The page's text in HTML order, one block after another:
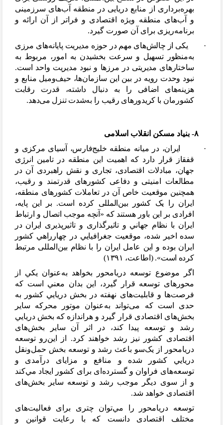
بهرهبرداری از منابع دریایی در منطقه آبهای سرزمینی
و آبهای منطقه ویژه اقتصادی و فراتر از آن ارائه و
برنامهریزی برای آن صورت گیرد.
· یکی از چالشهای مهم در حوزه مدیریت پایانههای مرزی
بهمنظور تسهیل و سرعت بخشیدن به امور، مربوط به
ساختارهای مدیریتی در مرزها و نبود مدیریت واحد است.
نبود وحدت رویه در بین این سازمانها، حیفومیل منابع و
هزینههای اضافی را به دنبال داشته، قدرت رقابت
کشورمان با کریدورهای رقیب را بهشدت تنزل میدهد.
۸- بنیاد مسکن انقلاب اسلامی
· ایران، در میانه منطقه خلیجفارس، آسیای مرکزی و
قفقاز قرار دارد که اهمیت این منطقه در تامین انرژی
جهان، مبادلات اقتصادی، تجاری و نقش راهبردی آن در
مطالعات امنیتی و دفاعی کشورهای قدرتمند و رقیب،
همچنین موقعیت خاص آن در تعاملات کشورهای منطقه،
ایران را یک کشور بین المللی کرده است. بر اين پايه،
افرادی بر اين باور هستند که «آنچه موجب اتصال و ارتباط
ايران با نظام جهاني و تاثیرگذاری و تاثیرپذيری ايران در
سده اخیر شده، موقعیت جغرافیايي در چهارراهي کشور
ايران بوده و اين عامل ايران را با نظام بین المللی مرتبط
کرده است». (اطاعت، ۱۳۹۱)
اگر موضوع توسعه دريامحور بخواهد بهعنوان يکي از
محورهای توسعه قرار گیرد، اين بدان معني است که
فرصتها و قابلیتهای نهفته در بخش دريايي کشور به
حدی است که میتواند بهعنوان موتور محرکه ساير
بخشهای اقتصادی قرار گیرد و هراندازه که بخش دريايي
رشد و توسعه پیدا کند، در اثر آن ساير بخشهای
اقتصادی کشور نیز رشد خواهند کرد. از اينرو توسعه
دريامحور از يکسو باعث رشد و توسعه بخش حملونقل
دريايي کشور شده و منافع و مزايای درآمدی و
توسعههای فراوان و گسترده ای برای کشور ايجاد ميکند
و از سوی ديگر موجب رشد و توسعه ساير بخشهای
اقتصادی خواهد شد.
توسعه دريامحور را ميتوان چتری برای فعالیتهای
مختلف اقتصادی دانست که با رعايت قوانین و